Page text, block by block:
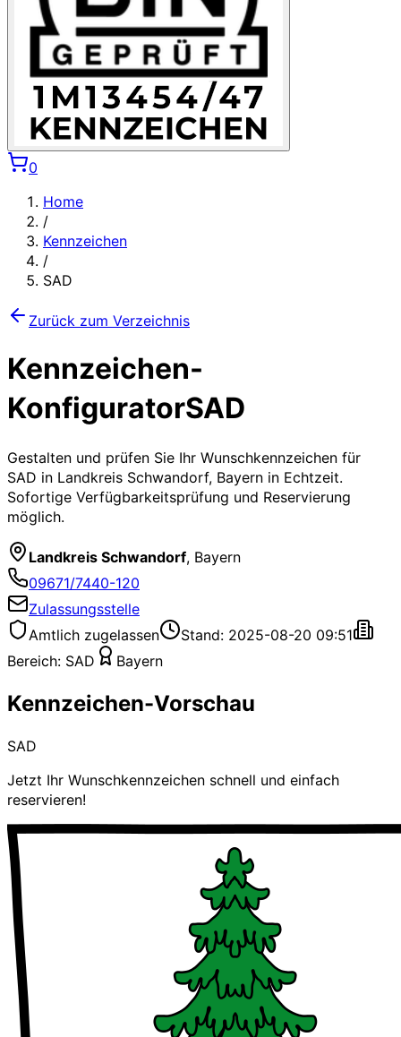
0
Home
/
Kennzeichen
/
SAD
Zurück zum Verzeichnis
Kennzeichen-
KonfiguratorSAD
Gestalten und prüfen Sie Ihr Wunschkennzeichen für
SAD in Landkreis Schwandorf, Bayern in Echtzeit.
Sofortige Verfügbarkeitsprüfung und Reservierung
möglich.
Landkreis Schwandorf, Bayern
09671/7440-120
Zulassungsstelle
Amtlich zugelassen
Stand: 2025-08-20 09:51
Bereich: SAD Bayern
Kennzeichen-Vorschau
SAD
Jetzt Ihr Wunschkennzeichen schnell und einfach
reservieren!